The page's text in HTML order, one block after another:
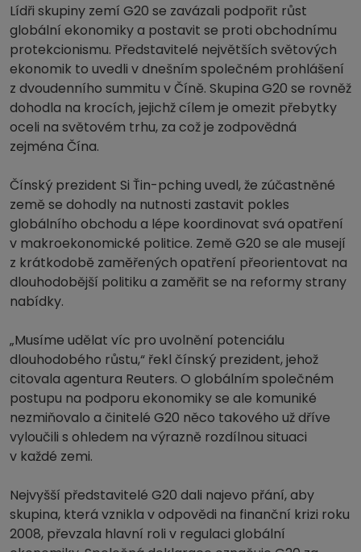
Lídři skupiny zemí G20 se zavázali podpořit růst
globální ekonomiky a postavit se proti obchodnímu
protekcionismu. Představitelé největších světových
ekonomik to uvedli v dnešním společném prohlášení
z dvoudenního summitu v Číně. Skupina G20 se rovněž
dohodla na krocích, jejichž cílem je omezit přebytky
oceli na světovém trhu, za což je zodpovědná
zejména Čína.
Čínský prezident Si Ťin-pching uvedl, že zúčastněné
země se dohodly na nutnosti zastavit pokles
globálního obchodu a lépe koordinovat svá opatření
v makroekonomické politice. Země G20 se ale musejí
z krátkodobě zaměřených opatření přeorientovat na
dlouhodobější politiku a zaměřit se na reformy strany
nabídky.
„Musíme udělat víc pro uvolnění potenciálu
dlouhodobého růstu,“ řekl čínský prezident, jehož
citovala agentura Reuters. O globálním společném
postupu na podporu ekonomiky se ale komuniké
nezmiňovalo a činitelé G20 něco takového už dříve
vyloučili s ohledem na výrazně rozdílnou situaci
v každé zemi.
Nejvyšší představitelé G20 dali najevo přání, aby
skupina, která vznikla v odpovědi na finanční krizi roku
2008, převzala hlavní roli v regulaci globální